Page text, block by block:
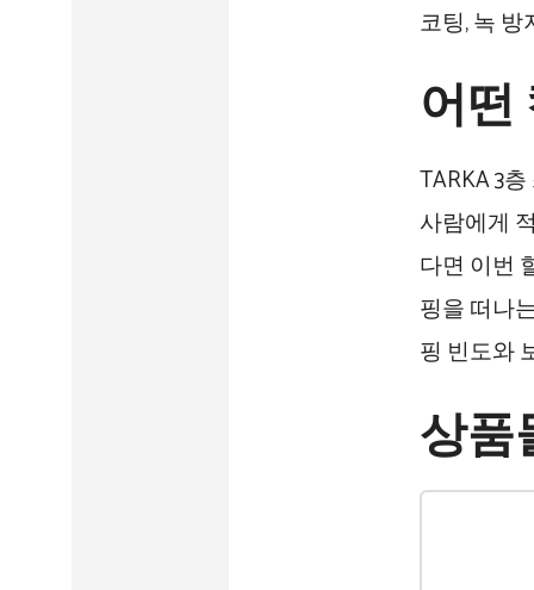
코팅, 녹
어떤
TARKA 3
사람에게
다면 이번
핑을 떠나
핑 빈도와
상품